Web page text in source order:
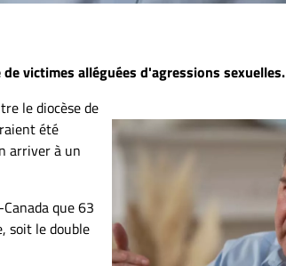
victimes alléguées d'agressions sexuelles.
le diocèse de
été
arriver à un
que 63
soit le double